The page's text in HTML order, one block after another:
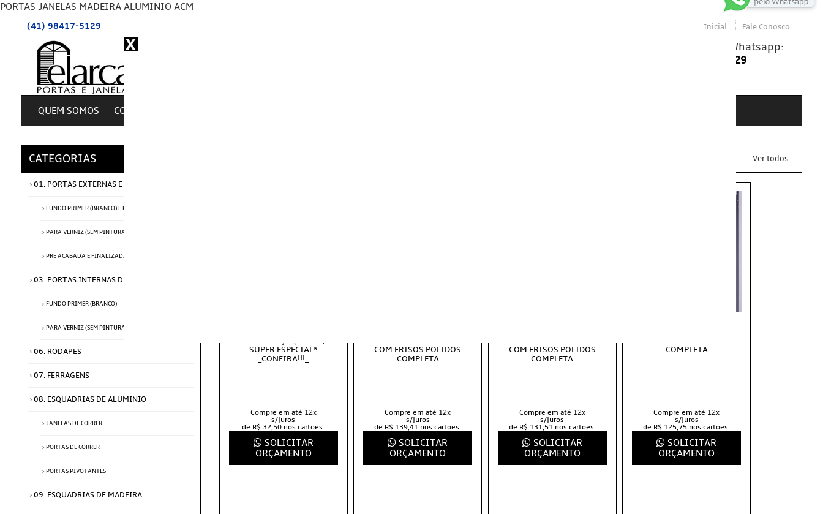
PORTAS JANELAS MADEIRA ALUMINIO ACM
(41) 98417-5129 Inicial Fale Conosco
Clique e envie sua mensagem via Whatsapp:
24 HORAS: (41) 98417-5129
QUEM SOMOS COMO COMPRAR ?
CATEGORIAS
01. PORTAS EXTERNAS E PIVOTANTES
FUNDO PRIMER (BRANCO) E PRE ACABADA
PARA VERNIZ (SEM PINTURA)
PRE ACABADA E FINALIZADA
03. PORTAS INTERNAS DE CORRER
FUNDO PRIMER (BRANCO)
PARA VERNIZ (SEM PINTURA)
06. RODAPES
07. FERRAGENS
08. ESQUADRIAS DE ALUMINIO
JANELAS DE CORRER
PORTAS DE CORRER
PORTAS PIVOTANTES
09. ESQUADRIAS DE MADEIRA
Ver todos
SUPER ESPECIAL*
_CONFIRA!!!_
Compre em até 12x
s/juros
de R$ 32,50 nos cartões.
SOLICITAR
ORÇAMENTO
COM FRISOS POLIDOS
COMPLETA
Compre em até 12x
s/juros
de R$ 139,41 nos cartões.
SOLICITAR
ORÇAMENTO
COM FRISOS POLIDOS
COMPLETA
Compre em até 12x
s/juros
de R$ 131,51 nos cartões.
SOLICITAR
ORÇAMENTO
COMPLETA
Compre em até 12x
s/juros
de R$ 125,75 nos cartões.
SOLICITAR
ORÇAMENTO